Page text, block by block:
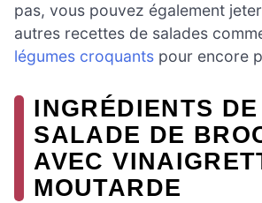
pas, vous pouvez également
autres recettes de salades
légumes croquants pour encore
INGRÉDIENTS
SALADE DE
AVEC
MOUTARDE